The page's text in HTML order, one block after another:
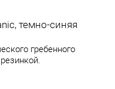
темно-синяя
гребенного